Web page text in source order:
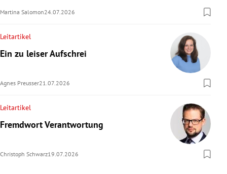
Martina Salomon24.07.2026
Leitartikel
Ein zu leiser Aufschrei
Agnes Preusser21.07.2026
Leitartikel
Fremdwort Verantwortung
Christoph Schwarz19.07.2026